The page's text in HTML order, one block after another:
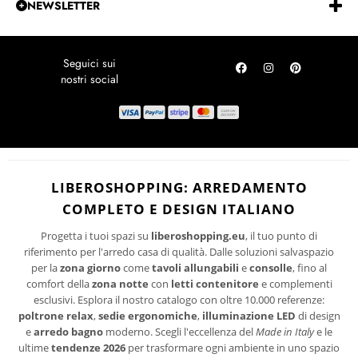
Privacy Policy
PROMOZIONI
LOCALITÀ DISAGIATE
RICHIEDI UN RESO
NEWSLETTER
aggiornato sulle ultime tendenze di design, promozioni riservate e
novità per la tua casa.
I suoi dati personali verranno trattati per le finalità connesse all'invio delle newsletter.
Per maggiori informazioni sul trattamento dei dati personali consultare la privacy policy
LIBEROSHOPPING: ARREDAMENTO
COMPLETO E DESIGN ITALIANO
Progetta i tuoi spazi su liberoshopping.eu, il tuo punto di
riferimento per l'arredo casa di qualità. Dalle soluzioni salvaspazio
per lazona giornocometavoli allungabili econsolle, fino al
comfort dellazona notte con letti contenitore e complementi
esclusivi. Esplora il nostro catalogo con oltre 10.000 referenze:
poltrone relax,sedie ergonomiche, illuminazione LED di design
earredo bagno moderno. Scegli l'eccellenza delMade in Italye le
ultimetendenze 2026 per trasformare ogni ambiente in uno spazio